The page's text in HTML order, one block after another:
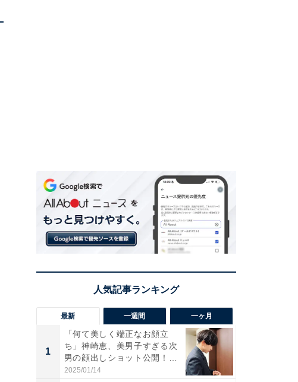
最新 一週間 一ヶ月
1
「何て美しく端正なお顔立
ち」神崎恵、美男子すぎる次
男の顔出しショット公開！
「め...
2025/01/14